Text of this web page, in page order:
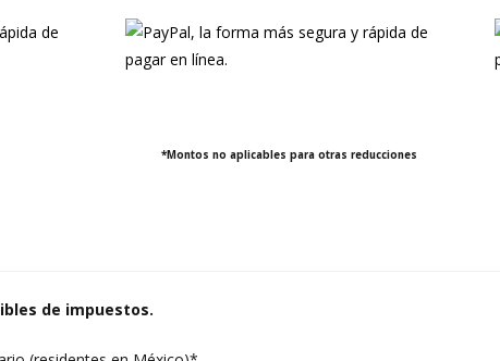
*Montos no aplicables para otras reducciones
de impuestos.